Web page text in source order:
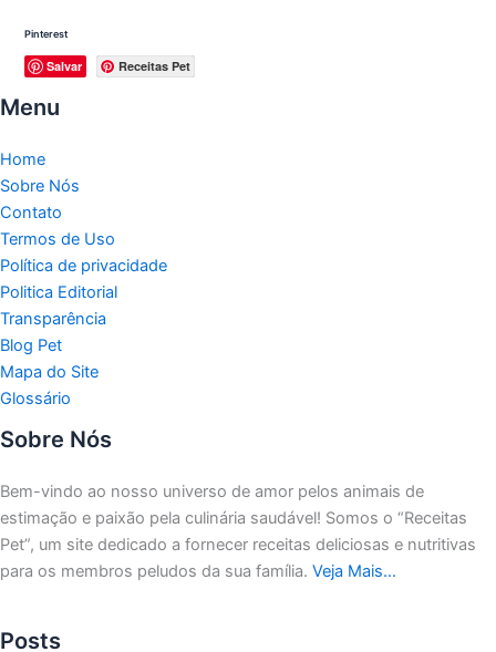
Pinterest
Salvar Receitas Pet
Menu
Home
Sobre Nós
Contato
Termos de Uso
Política de privacidade
Politica Editorial
Transparência
Blog Pet
Mapa do Site
Glossário
Sobre Nós
Bem-vindo ao nosso universo de amor pelos animais de
estimação e paixão pela culinária saudável! Somos o “Receitas
Pet”, um site dedicado a fornecer receitas deliciosas e nutritivas
para os membros peludos da sua família. Veja Mais…
Posts